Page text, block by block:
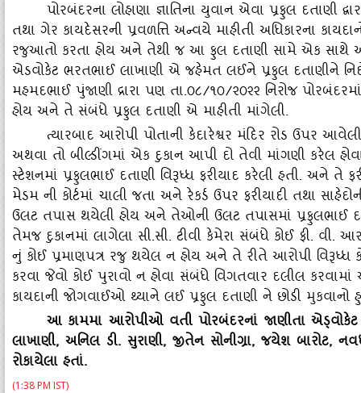
પોરબંદરના લોહાણા જ્ઞાતિના યુવાન એવા પ્રફુલ દતાણી
તથા ગેર કાયદેસરની પ્રવળત્તિ અન્‍વયે માહીતી અધિકારના
રજુઆતો કરતા હોય અને તેથી જ આ ફુલ દતાણી સામે એક સાથે
એડવોકેટ ભરતભાઈ લાખાણી એ જહેમત લઈને પ્રફુલ દતાણીને
મહમદભાઈ પુંજાણી દ્રારા પણ તા.૦૮/૧૦/૨૦૨૨ નિરોજ
હોય અને તે સંબંધે પ્રફુલ દતાણી એ માહીતી માંગેલી.
ત્‍યારબાદ આરોપી પોતાની કેદારેશ્વર મંદિર રોડ ઉપર
અથવા તો બીલ્‍ડીંગમાં એક દુકાન આપી દો તેવી માંગણી કરેલ
સ્‍ટેશનમાં પ્રફુલભાઈ દતાણી વિરૂધ્‍ધ ફરીયાદ કરેલી હતી. અને તે
મેડમ ની કોર્ટમાં ચાલી જતા અને રેકર્ડ ઉપર ફરીયાદી તથા
ઉલટ તપાસ થયેલી હોય અને તેઓની ઉલટ તપાસમાં પ્રફુલભાઈ
તેમજ દુકાનમાં લાગેલા સી.સી. ટીવી કેમેરા સંબંધે કોઈ ફી.
નું કોઈ પ્રમાણપત્ર રજુ થયેલ ન હોય અને તે રીતે આરોપી વિરૂધ્‍ધ
કરવા જેવો કોઈ પુરાવો ન હોવા સંબંધે વિગતવાર દલીલ કરવામાં
કાયદાની જોગવાઈઓ થ્‍યાને લઈ પ્રફુલ દતાણી ને છોડી
આ કામમા આરોપીઓ વતી પોરબંદરનાં જાણીતા એડ્‍વોકેટ
લાખાણી, અનિલ ડી. સુરાણી, જીતેન સોનીગ્રા, જયેશ બારોટ,
રોકાયેલા હતાં.
(1:38 PM IST)